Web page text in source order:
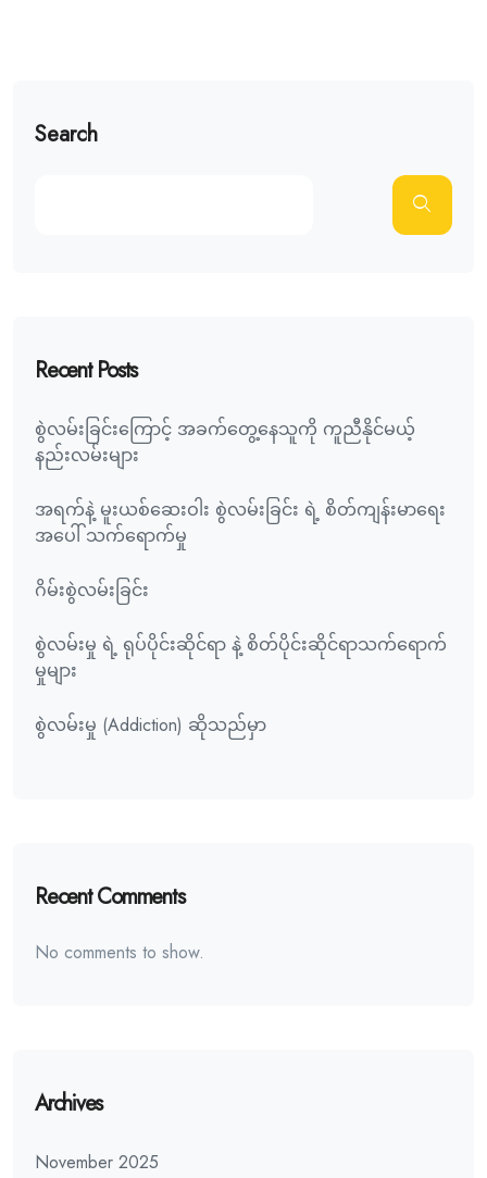
Search
Recent Posts
စွဲလမ်းခြင်းကြောင့် အခက်တွေ့နေသူကို ကူညီနိုင်မယ့်
နည်းလမ်းများ
အရက်နဲ့ မူးယစ်ဆေးဝါး စွဲလမ်းခြင်း ရဲ့ စိတ်ကျန်းမာရေး
အပေါ် သက်ရောက်မှု
ဂိမ်းစွဲလမ်းခြင်း
စွဲလမ်းမှု ရဲ့ ရုပ်ပိုင်းဆိုင်ရာ နဲ့ စိတ်ပိုင်းဆိုင်ရာသက်ရောက်
မှုများ
စွဲလမ်းမှု (Addiction) ဆိုသည်မှာ
Recent Comments
No comments to show.
Archives
November 2025